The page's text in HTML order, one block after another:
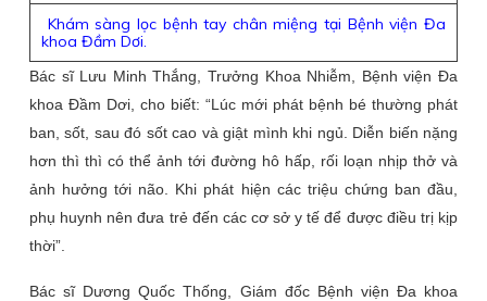
Khám sàng lọc bệnh tay chân miệng tại Bệnh viện Đa
khoa Đầm Dơi.
Bác sĩ Lưu Minh Thắng, Trưởng Khoa Nhiễm, Bệnh viện Đa
khoa Đầm Dơi, cho biết: “Lúc mới phát bệnh bé thường phát
ban, sốt, sau đó sốt cao và giật mình khi ngủ. Diễn biến nặng
hơn thì thì có thể ảnh tới đường hô hấp, rối loạn nhịp thở và
ảnh hưởng tới não. Khi phát hiện các triệu chứng ban đầu,
phụ huynh nên đưa trẻ đến các cơ sở y tế để được điều trị kịp
thời”.
Bác sĩ Dương Quốc Thống, Giám đốc Bệnh viện Đa khoa